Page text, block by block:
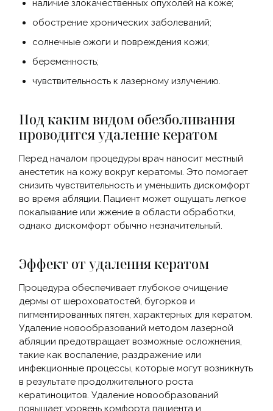
наличие злокачественных опухолей на коже;
обострение хронических заболеваний;
солнечные ожоги и повреждения кожи;
беременность;
чувствительность к лазерному излучению.
Под каким видом обезболивания
проводится удаление кератом
Перед началом процедуры врач наносит местный
анестетик на кожу вокруг кератомы. Это помогает
снизить чувствительность и уменьшить дискомфорт
во время абляции. Пациент может ощущать легкое
покалывание или жжение в области обработки,
однако дискомфорт обычно незначительный.
Эффект от удаления кератом
Процедура обеспечивает глубокое очищение
дермы от шероховатостей, бугорков и
пигментированных пятен, характерных для кератом.
Удаление новообразований методом лазерной
абляции предотвращает возможные осложнения,
такие как воспаление, раздражение или
инфекционные процессы, которые могут возникнуть
в результате продолжительного роста
кератиноцитов. Удаление новообразований
повышает уровень комфорта пациента и